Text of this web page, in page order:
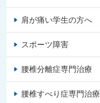
肩が痛い学生の方へ
スポーツ障害
腰椎分離症専門治療
腰椎すべり症専門治療